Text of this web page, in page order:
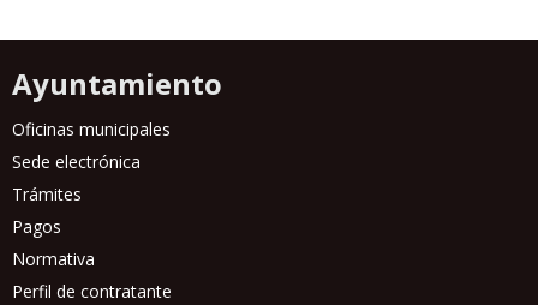
Ayuntamiento
Oficinas municipales
Sede electrónica
Trámites
Pagos
Normativa
Perfil de contratante